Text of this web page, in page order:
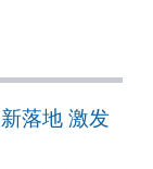
落地 激发